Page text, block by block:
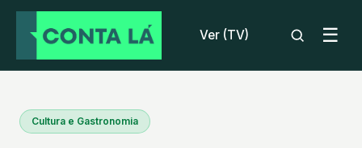
Ver (TV) ☰
Cultura e Gastronomia